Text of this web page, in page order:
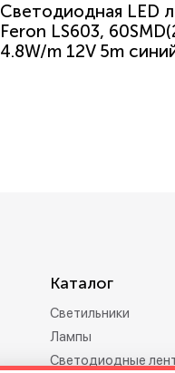
Светодиодная LED
Feron LS603,
4.8W/m 12V 5m
Каталог
Светильники
Лампы
Светодиодные